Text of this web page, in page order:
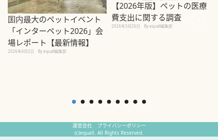
国内最大のペットイベント
「インターペット2026」会
場レポート【最新情報】
2026年4月2日 By equall編集部
【2026年版】ペットの医療
費支出に関する調査
2026年3月26日 By equall編集部
運営会社
プライバシーポリシー
(c)equall. All Rights Reserved.